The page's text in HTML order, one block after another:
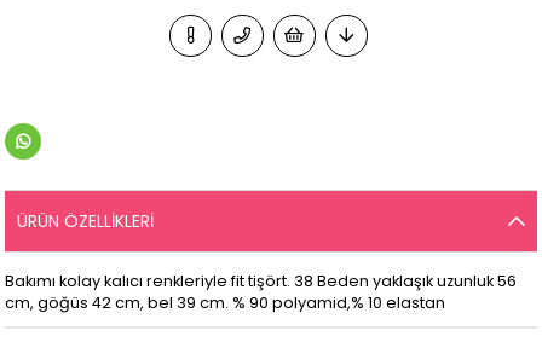
ÜRÜN ÖZELLIKLERI
Bakımı kolay kalıcı renkleriyle fit tişört. 38 Beden yaklaşık uzunluk 56
cm, göğüs 42 cm, bel 39 cm. % 90 polyamid,% 10 elastan